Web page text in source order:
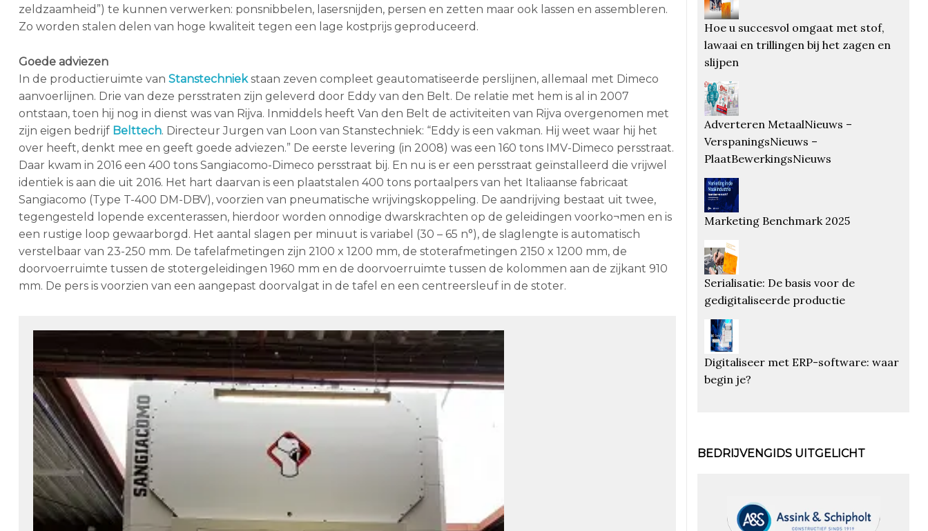
zeldzaamheid”) te kunnen verwerken: ponsnibbelen, lasersnijden, persen en zetten maar ook lassen en assembleren.
Zo worden stalen delen van hoge kwaliteit tegen een lage kostprijs geproduceerd.
Goede adviezen
In de productieruimte van Stanstechniekstaan zeven compleet geautomatiseerde perslijnen, allemaal met Dimeco
aanvoerlijnen. Drie van deze persstraten zijn geleverd door Eddy van den Belt. De relatie met hem is al in 2007
ontstaan, toen hij nog in dienst was van Rijva. Inmiddels heeft Van den Belt de activiteiten van Rijva overgenomen met
zijn eigen bedrijf Belttech. Directeur Jurgen van Loon van Stanstechniek: “Eddy is een vakman. Hij weet waar hij het
over heeft, denkt mee en geeft goede adviezen.” De eerste levering (in 2008) was een 160 tons IMV-Dimeco persstraat.
Daar kwam in 2016 een 400 tons Sangiacomo-Dimeco persstraat bij. En nu is er een persstraat geïnstalleerd die vrijwel
identiek is aan die uit 2016. Het hart daarvan is een plaatstalen 400 tons portaalpers van het Italiaanse fabricaat
Sangiacomo (Type T-400 DM-DBV), voorzien van pneumatische wrijvingskoppeling. De aandrijving bestaat uit twee,
tegengesteld lopende excenterassen, hierdoor worden onnodige dwarskrachten op de geleidingen voorko¬men en is
een rustige loop gewaarborgd. Het aantal slagen per minuut is variabel (30 – 65 n°), de slaglengte is automatisch
verstelbaar van 23-250 mm. De tafelafmetingen zijn 2100 x 1200 mm, de stoterafmetingen 2150 x 1200 mm, de
doorvoerruimte tussen de stotergeleidingen 1960 mm en de doorvoerruimte tussen de kolommen aan de zijkant 910
mm. De pers is voorzien van een aangepast doorvalgat in de tafel en een centreersleuf in de stoter.
Hoe u succesvol omgaat met stof,
lawaai en trillingen bij het zagen en
slijpen
Adverteren MetaalNieuws –
VerspaningsNieuws –
PlaatBewerkingsNieuws
Marketing Benchmark 2025
Serialisatie: De basis voor de
gedigitaliseerde productie
Digitaliseer met ERP-software: waar
begin je?
BEDRIJVENGIDS UITGELICHT